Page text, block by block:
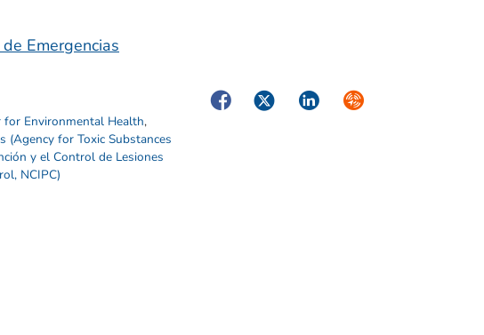
for Environmental Health,
(Agency for Toxic Substances
y el Control de Lesiones
NCIPC)
FacebookTwitterLinkedInSyndicate